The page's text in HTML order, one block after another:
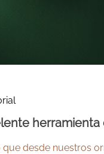
que desde nuestros